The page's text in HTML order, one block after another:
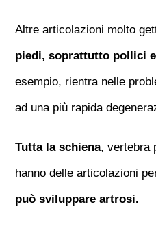
Altre articolazioni molto
piedi, soprattutto pollici
esempio, rientra nelle
ad una più rapida
Tutta la schiena, vertebra
hanno delle articolazioni
può sviluppare artrosi.